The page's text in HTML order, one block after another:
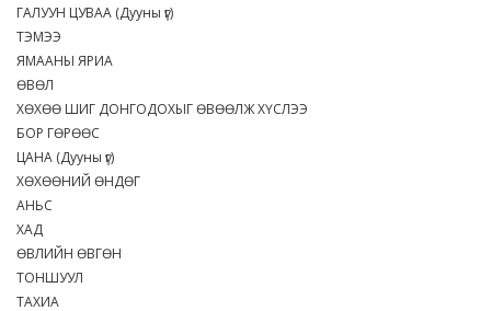
ГАЛУУН ЦУВАА (Дууны үг)
ТЭМЭЭ
ЯМААНЫ ЯРИА
ӨВӨЛ
ХӨХӨӨ ШИГ ДОНГОДОХЫГ ӨВӨӨЛЖ ХҮСЛЭЭ
БОР ГӨРӨӨС
ЦАНА (Дууны үг)
ХӨХӨӨНИЙ ӨНДӨГ
АНЬС
ХАД
ӨВЛИЙН ӨВГӨН
ТОНШУУЛ
ТАХИА